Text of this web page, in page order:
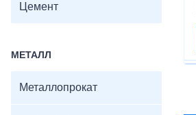
Цемент
МЕТАЛЛ
Металлопрокат